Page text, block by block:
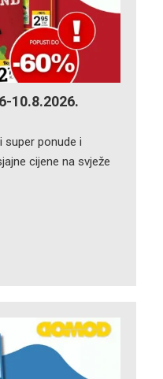
10.8.2026.
super ponude i
cijene na svježe